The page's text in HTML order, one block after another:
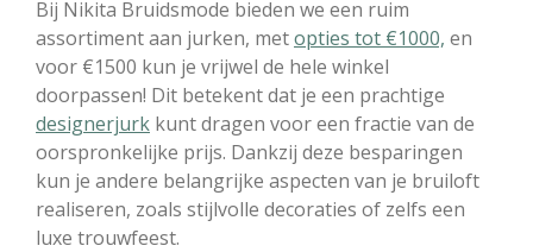
Bij Nikita Bruidsmode bieden we een ruim
assortiment aan jurken, metopties tot €1000, en
voor €1500 kun je vrijwel de hele winkel
doorpassen! Dit betekent dat je een prachtige
designerjurk kunt dragen voor een fractie van de
oorspronkelijke prijs. Dankzij deze besparingen
kun je andere belangrijke aspecten van je bruiloft
realiseren, zoals stijlvolle decoraties of zelfs een
luxe trouwfeest.